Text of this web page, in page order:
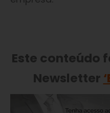
Este conteúdo
Newsletter